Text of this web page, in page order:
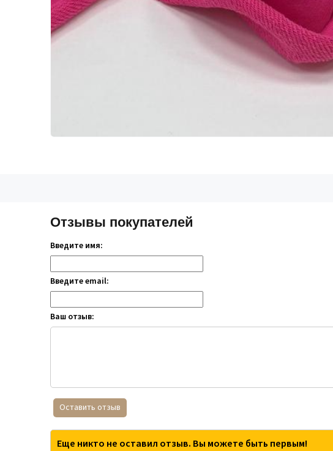
Отзывы покупателей
Введите имя:
Введите email:
Ваш отзыв:
Оставить отзыв
Еще никто не оставил отзыв. Вы можете быть первым!